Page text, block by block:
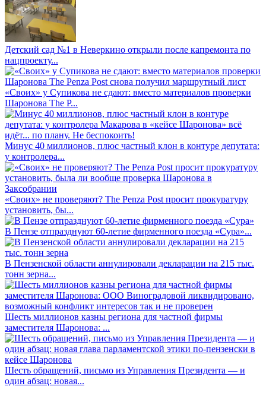
Детский сад №1 в Неверкино открыли после капремонта по
нацпроекту...
«Своих» у Супикова не сдают: вместо материалов проверки
Шаронова The P...
Минус 40 миллионов, плюс частный клон в контуре депутата:
у контролера...
«Своих» не проверяют? The Penza Post просит прокуратуру
установить, бы...
В Пензе отпразднуют 60-летие фирменного поезда «Сура»...
В Пензенской области аннулировали декларации на 215 тыс.
тонн зерна...
Шесть миллионов казны региона для частной фирмы
заместителя Шаронова: ...
Шесть обращений, письмо из Управления Президента — и
один абзац: новая...